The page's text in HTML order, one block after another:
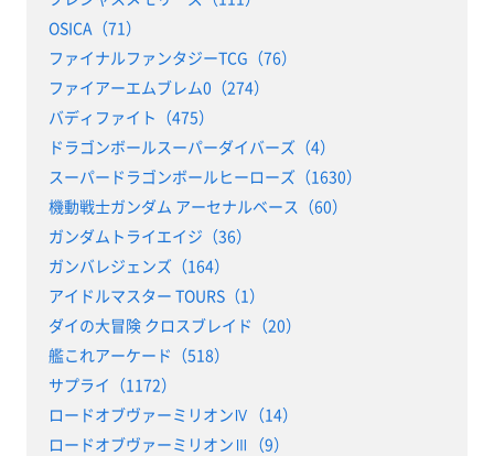
OSICA（71）
ファイナルファンタジーTCG（76）
ファイアーエムブレム0（274）
バディファイト（475）
ドラゴンボールスーパーダイバーズ（4）
スーパードラゴンボールヒーローズ（1630）
機動戦士ガンダム アーセナルベース（60）
ガンダムトライエイジ（36）
ガンバレジェンズ（164）
アイドルマスター TOURS（1）
ダイの大冒険 クロスブレイド（20）
艦これアーケード（518）
サプライ（1172）
ロードオブヴァーミリオンⅣ（14）
ロードオブヴァーミリオンⅢ（9）